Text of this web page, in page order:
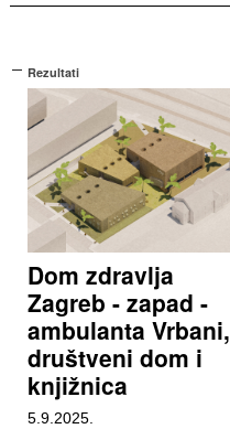
Rezultati
Dom zdravlja
Zagreb - zapad -
ambulanta Vrbani,
društveni dom i
knjižnica
5.9.2025.